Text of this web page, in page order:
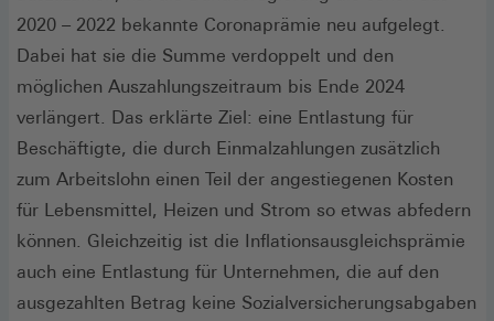
2020 – 2022 bekannte Coronaprämie neu aufgelegt.
Dabei hat sie die Summe verdoppelt und den
möglichen Auszahlungszeitraum bis Ende 2024
verlängert. Das erklärte Ziel: eine Entlastung für
Beschäftigte, die durch Einmalzahlungen zusätzlich
zum Arbeitslohn einen Teil der angestiegenen Kosten
für Lebensmittel, Heizen und Strom so etwas abfedern
können. Gleichzeitig ist die Inflationsausgleichsprämie
auch eine Entlastung für Unternehmen, die auf den
ausgezahlten Betrag keine Sozialversicherungsabgaben